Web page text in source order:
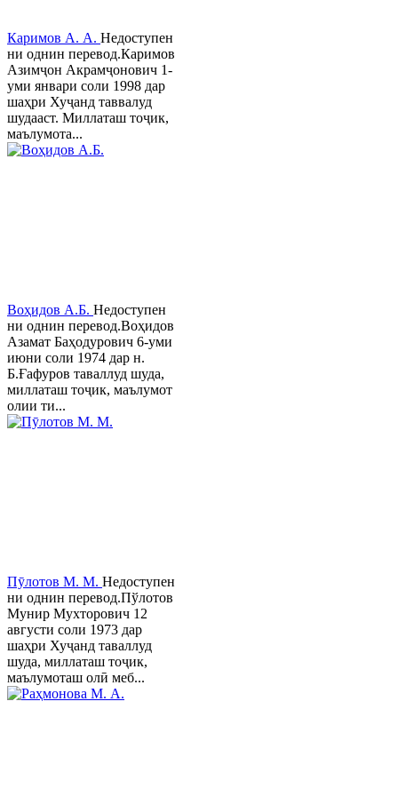
Каримов А. А. Недоступен
ни однин перевод.Каримов
Азимҷон Акрамҷонович 1-
уми январи соли 1998 дар
шаҳри Хуҷанд таввалуд
шудааст. Миллаташ тоҷик,
маълумота...
Воҳидов А.Б. Недоступен
ни однин перевод.Воҳидов
Азамат Баҳодурович 6-уми
июни соли 1974 дар н.
Б.Ғафуров таваллуд шуда,
миллаташ тоҷик, маълумот
олии ти...
Пӯлотов М. М. Недоступен
ни однин перевод.Пўлотов
Мунир Мухторович 12
августи соли 1973 дар
шаҳри Хуҷанд таваллуд
шуда, миллаташ тоҷик,
маълумоташ олӣ меб...